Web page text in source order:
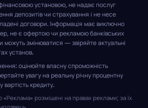
установою, не надає послуг
депозитів чи страхування і не несе
договори. Інформація має виключно
не є офертою чи рекламою банківських
можуть змінюватися — звіряйте актуальні
установ.
оцінюйте власну спроможність
увагу на реальну річну процентну
вартість кредиту.
розміщені на правах реклами; за їх